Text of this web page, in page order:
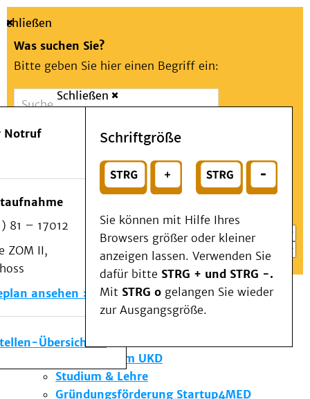
Suche
Schließen
Was suchen Sie?
Bitte geben Sie hier einen Begriff ein:
Suchen
oder
Wählen Sie ein Thema für Ihren Schnelleinstieg
Notfall
Schließen
Notruf
81 – 17012
ZOM II,
ansehen
Übersicht
Schriftgröße
Sie können mit Hilfe Ihres
Browsers größer oder kleiner
anzeigen lassen. Verwenden Sie
dafür bitte STRG + und STRG -.
Mit STRG o gelangen Sie wieder
zur Ausgangsgröße.
Menü
Patienten & Besucher
Kliniken/Institute/Zentren
Als Patient am UKD
Beratung und Unterstützung
Veranstaltungen
Kommunikation im Medizinwesen (KIM)
Notfall
Forschung & Lehre
Die Institute des UKD
Forschung am UKD
Studium & Lehre
Gründungsförderung Startup4MED